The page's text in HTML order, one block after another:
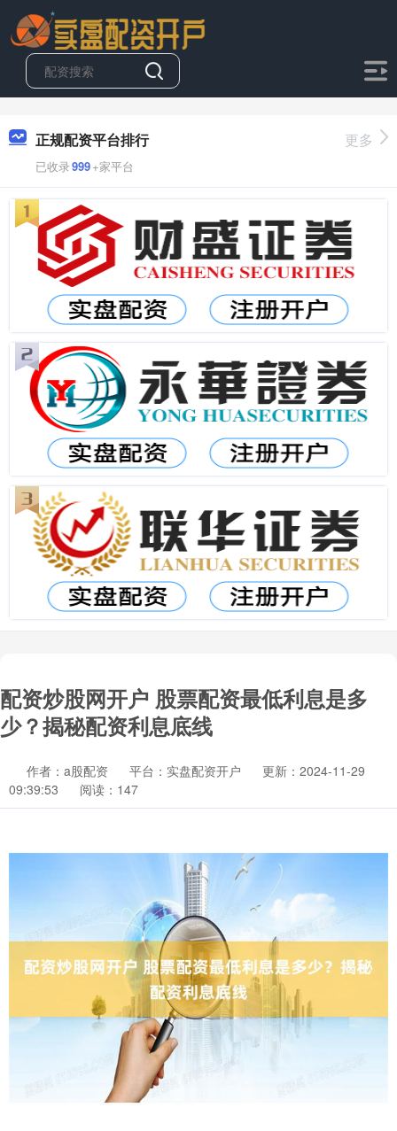
正规配资平台排行
已收录999+家平台
更多
配资炒股网开户 股票配资最低利息是多
少？揭秘配资利息底线
作者：a股配资 平台：实盘配资开户
更新：2024-11-29
09:39:53
阅读：147